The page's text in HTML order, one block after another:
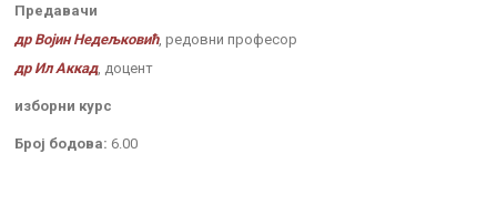
Предавачи
др Војин Недељковић, редовни професор
др Ил Аккад, доцент
изборни курс
Број бодова: 6.00